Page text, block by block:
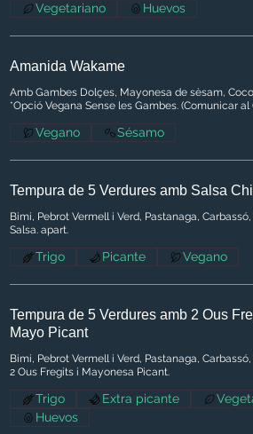
Vegetariano Huevos
Amanida Wakame
Amb Gambes Dolçes, Mayonesa de sèsam,
*Opció Vegana Sense les Gambes. (Comunicar al
Vegano Sésamo
Tempura de 5 Verdures amb Salsa
Bimi, Pebrot Vermell i Verd, Pastanaga,
Salsa. apart.
Trigo Picante Vegano
Tempura de 5 Verdures amb 2 Ous
Mayo Picant
Bimi, Pebrot Vermell i Verd, Pastanaga,
2 Ous Fregits i Mayonesa Picant.
Trigo Extra picante
Huevos